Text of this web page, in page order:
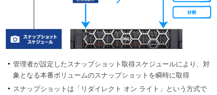
管理者が設定したスナップショット取得スケジュールにより、対
象となる本番ボリュームのスナップショットを瞬時に取得
スナップショットは「リダイレクト オン ライト」という方式で